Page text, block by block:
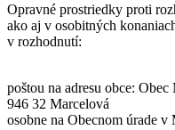
Opravné prostriedky proti
ako aj v osobitných
v rozhodnutí:
poštou na adresu obce:
946 32 Marcelová
osobne na Obecnom úrade